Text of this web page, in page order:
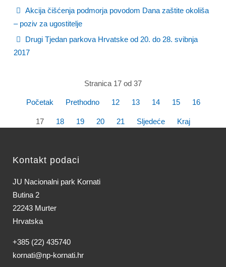
Akcija čišćenja podmorja povodom Dana zaštite okoliša
– poziv za ugostitelje
Drugi Tjedan parkova Hrvatske od 20. do 28. svibnja
2017
Stranica 17 od 37
Početak Prethodno 12 13 14 15 16
17 18 19 20 21 Sljedeće Kraj
Kontakt podaci
JU Nacionalni park Kornati
Butina 2
22243 Murter
Hrvatska
+385 (22) 435740
kornati@np-kornati.hr